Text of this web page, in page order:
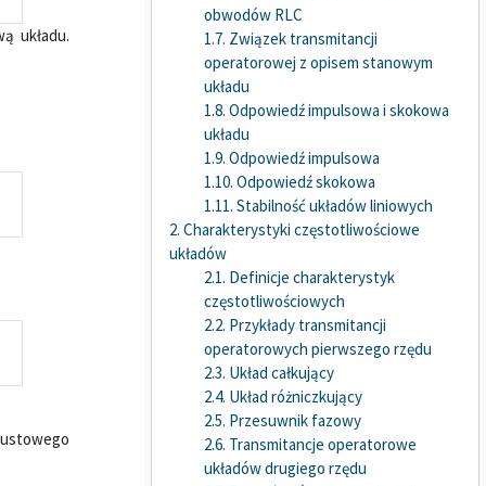
obwodów RLC
1.7. Związek transmitancji
operatorowej z opisem stanowym
układu
1.8. Odpowiedź impulsowa i skokowa
układu
1.9. Odpowiedź impulsowa
1.10. Odpowiedź skokowa
1.11. Stabilność układów liniowych
2. Charakterystyki częstotliwościowe
układów
2.1. Definicje charakterystyk
częstotliwościowych
2.2. Przykłady transmitancji
operatorowych pierwszego rzędu
2.3. Układ całkujący
2.4. Układ różniczkujący
2.5. Przesuwnik fazowy
2.6. Transmitancje operatorowe
układów drugiego rzędu
układu.